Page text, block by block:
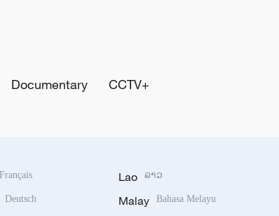
Documentary CCTV+
Français
Deutsch
Lao ລາວ
Malay Bahasa Melayu